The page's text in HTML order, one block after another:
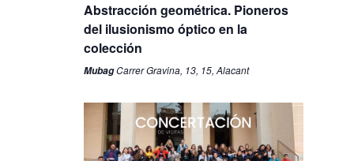
Abstracción geométrica. Pioneros
del ilusionismo óptico en la
colección
MubagCarrer Gravina, 13, 15, Alacant